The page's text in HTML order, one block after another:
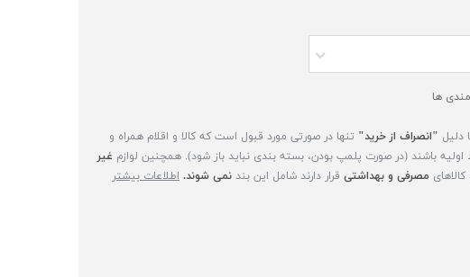
ها
دلیل "انصراف از خرید" تنها در صورتی مورد قبول است که کالا و اقلام همراه و
اولیه باشند (در صورت پلمپ بودن، بسته بندی نباید باز شود). همچنین لوازم غیر
مصرفی و بهداشتی قرار دارند شامل این بند نمی شوند. اطلاعات بیشتر